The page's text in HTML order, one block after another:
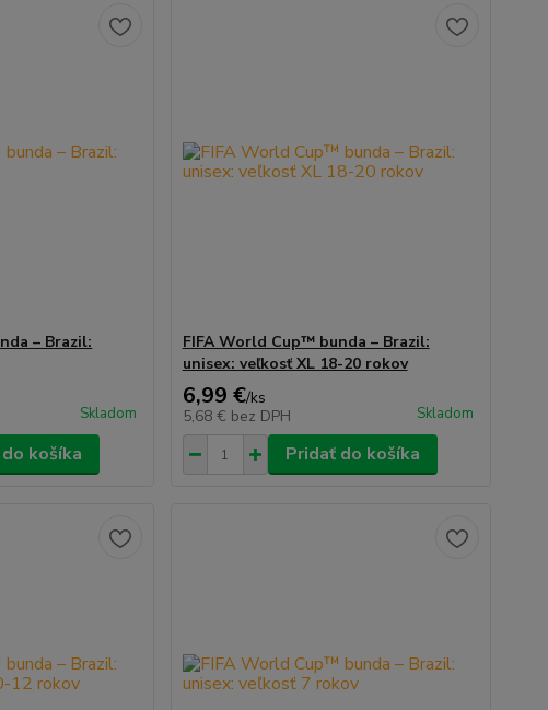
– Brazil:
Skladom
košíka
FIFA World Cup™ bunda – Brazil:
unisex: veľkosť XL 18-20 rokov
6,99 €/ks
5,68 € bez DPH Skladom
Pridať do košíka